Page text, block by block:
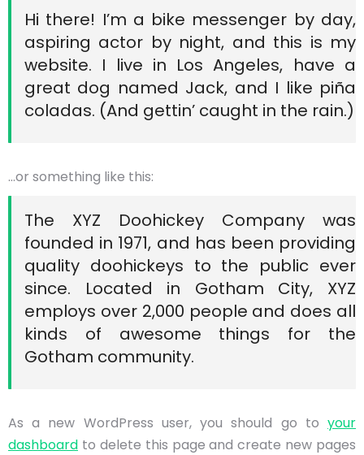
Hi there! I’m a bike messenger by day,
aspiring actor by night, and this is my
website. I live in Los Angeles, have a
great dog named Jack, and I like piña
coladas. (And gettin’ caught in the rain.)
…or something like this:
The XYZ Doohickey Company was
founded in 1971, and has been providing
quality doohickeys to the public ever
since. Located in Gotham City, XYZ
employs over 2,000 people and does all
kinds of awesome things for the
Gotham community.
As a new WordPress user, you should go to your
dashboard to delete this page and create new pages